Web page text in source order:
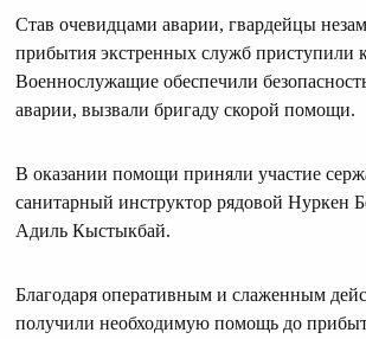
Став очевидцами аварии, гвардейцы
прибытия экстренных служб
Военнослужащие обеспечили
аварии, вызвали бригаду скорой помощи.
В оказании помощи приняли участие
санитарный инструктор рядовой Нуркен
Адиль Кыстыкбай.
Благодаря оперативным и слаженным
получили необходимую помощь до